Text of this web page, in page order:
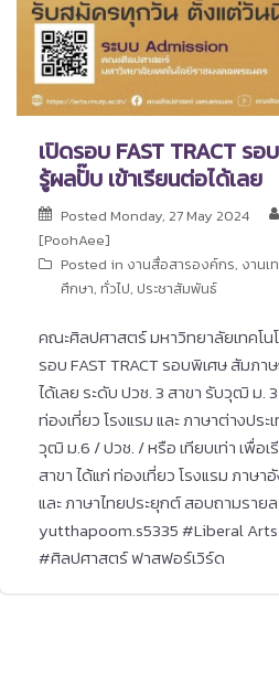
เปิดรอบ FAST TRACT
รู้ผลปั๊บ เข้าเรียนต่อได้เลย
Posted Monday, 27 May 2024
[PoohAee]
Posted in งานสื่อสารองค์กร, งานเ
ศึกษา, ทั่วไป, ประชาสัมพันธ์
คณะศิลปศาสตร์ มหาวิทยาลัยเทคโน
รอบ FAST TRACT รอบพิเศษ สัมภ
ได้เลย ระดับ ปวช. 3 สาขา รับวุฒิ ม.
ท่องเที่ยว โรงแรม และ ภาษาต่างป
วุฒิ ม.6 / ปวช. / หรือ เทียบเท่า เพื่อ
สาขา ได้แก่ ท่องเที่ยว โรงแรม ภาษ
และ ภาษาไทยประยุกต์ สอบถามราย
yutthapoom.s5335 #Liberal Arts
#ศิลปศาสตร์ ฟาสฟอร์เวิร์ด